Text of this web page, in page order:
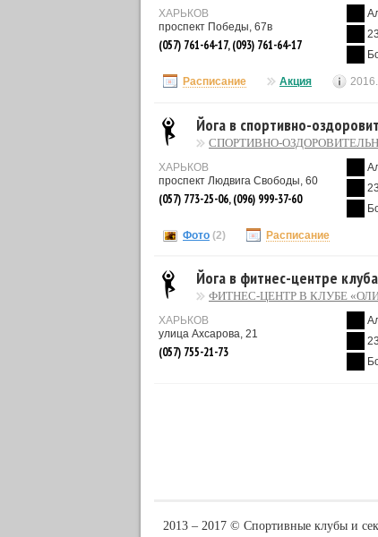
ХАРЬКОВ
проспект Победы, 67в
(057) 761-64-17, (093) 761-64-17
Расписание Акция
Йога в спортивно-
СПОРТИВНО-
ХАРЬКОВ
проспект Людвига Свободы, 60
(057) 773-25-06, (096) 999-37-60
Фото (2) Расписание
Йога в фитнес-центре
ФИТНЕС-ЦЕНТР В КЛУБЕ
ХАРЬКОВ
улица Ахсарова, 21
(057) 755-21-73
2013 ‒ 2017 © Спортивные клубы и